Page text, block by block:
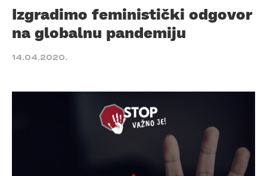
Izgradimo feministički odgovor
na globalnu pandemiju
14.04.2020.